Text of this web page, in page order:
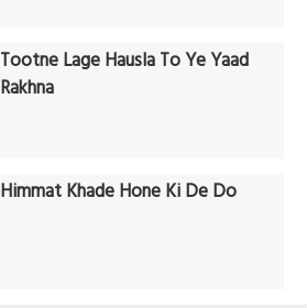
Tootne Lage Hausla To Ye Yaad
Rakhna
Himmat Khade Hone Ki De Do